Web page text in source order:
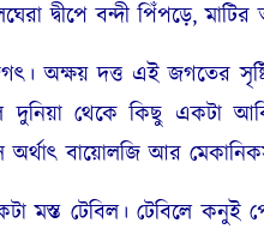
দ্বীপে বন্দী পিঁপড়ে, মাটির
দত্ত এই জগতের
থেকে কিছু একটা
অর্থাৎ বায়োলজি আর
মস্ত টেবিল। টেবিলে কনুই